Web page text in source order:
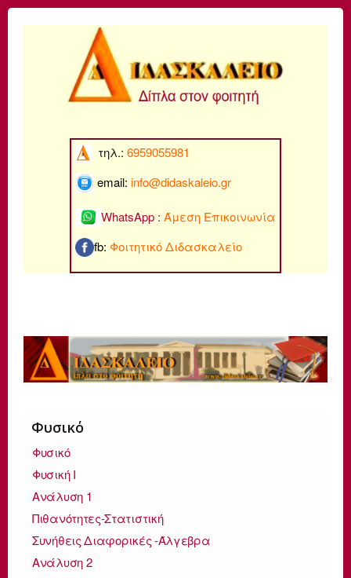
τηλ.: 6959055981
email: info@didaskaleio.gr
WhatsApp : Άμεση Επικοινωνία
fb: Φοιτητικό Διδασκαλείο
Φυσικό
Φυσικό
Φυσική Ι
Ανάλυση 1
Πιθανότητες-Στατιστική
Συνήθεις Διαφορικές -Άλγεβρα
Ανάλυση 2